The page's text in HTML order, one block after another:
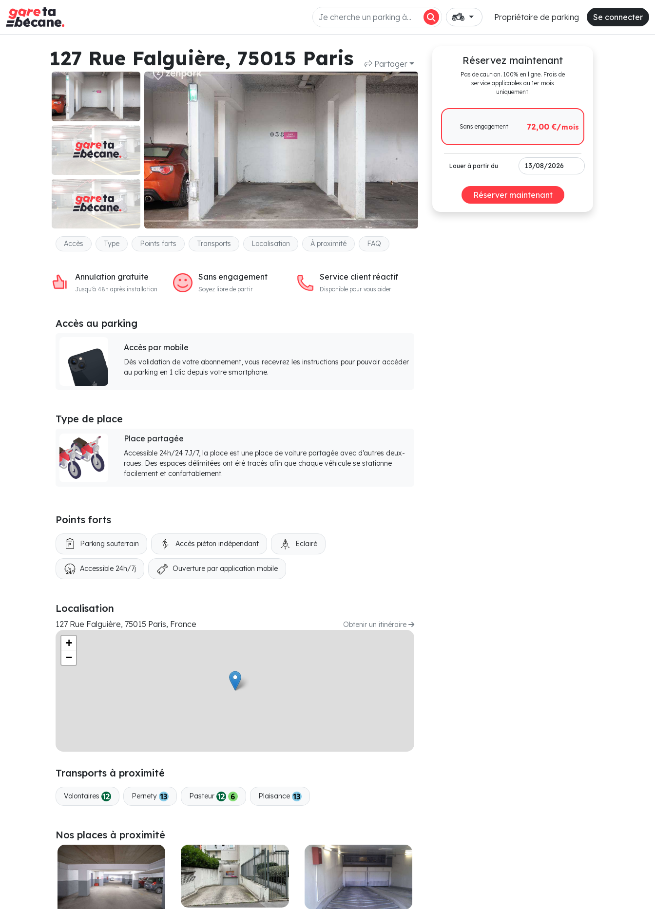
Propriétaire de parking Se connecter
127 Rue Falguière, 75015 Paris Partager
Accès Type Points forts Transports Localisation À proximité FAQ
Annulation gratuite
Jusqu'à 48h après installation
Sans engagement
Soyez libre de partir
Service client réactif
Disponible pour vous aider
Accès au parking
Accès par mobile
Dès validation de votre abonnement, vous recevrez les instructions pour pouvoir accéder
au parking en 1 clic depuis votre smartphone.
Type de place
Place partagée
Accessible 24h/24 7J/7, la place est une place de voiture partagée avec d’autres deux-
roues. Des espaces délimitées ont été tracés afin que chaque véhicule se stationne
facilement et confortablement.
Points forts
Parking souterrain Accès piéton indépendant Eclairé
Accessible 24h/7j Ouverture par application mobile
Localisation
127 Rue Falguière, 75015 Paris, France Obtenir un itinéraire
+
−
Transports à proximité
Volontaires Pernety Pasteur Plaisance
Nos places à proximité
Réservez maintenant
Pas de caution. 100% en ligne. Frais de
service applicables au 1er mois
uniquement.
Sans engagement 72,00 €/mois
Louer à partir du
Réserver maintenant